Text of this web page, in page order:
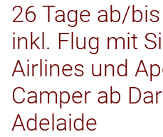
26 Tage ab/
inkl. Flug mit
Airlines und
Camper ab
Adelaide